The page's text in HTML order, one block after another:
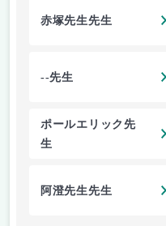
赤塚先生先生
--先生
ポールエリック先
生
阿澄先生先生